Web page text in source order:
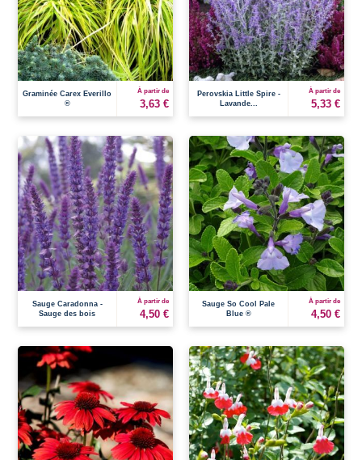
Graminée Carex Everillo
®
À partir de
3,63 €
Perovskia Little Spire -
Lavande...
À partir de
5,33 €
Sauge Caradonna -
Sauge des bois
À partir de
4,50 €
Sauge So Cool Pale
Blue ®
À partir de
4,50 €